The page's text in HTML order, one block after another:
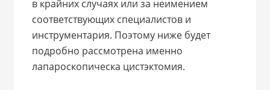
в крайних случаях или за неимением
соответствующих специалистов и
инструментария. Поэтому ниже будет
подробно рассмотрена именно
лапароскопическа цистэктомия.